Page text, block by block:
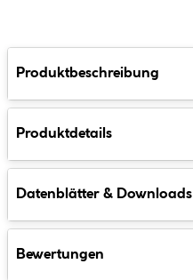
Produktbeschreibung
Produktdetails
Datenblätter & Downloads
Bewertungen